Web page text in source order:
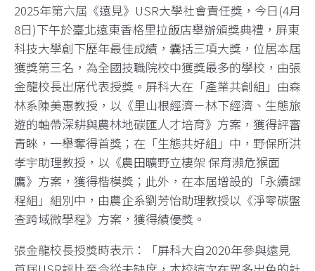
2025年第六屆《遠見》USR大學社會責任獎，今日(4月
8日)下午於臺北遠東香格里拉飯店舉辦頒獎典禮，屏東
科技大學創下歷年最佳成績，囊括三項大獎，位居本屆
獲獎第三名，為全國技職院校中獲獎最多的學校，由張
金龍校長出席代表授獎。屏科大在「產業共創組」由森
林系陳美惠教授，以《里山根經濟－林下經濟、生態旅
遊的軸帶深耕與農林地碳匯人才培育》方案，獲得評審
青睞，一舉奪得首獎；在「生態共好組」中，野保所洪
孝宇助理教授，以《農田曠野立棲架 保育瀕危猴面
鷹》方案，獲得楷模獎；此外，在本屆增設的「永續課
程組」組別中，由農企系劉芳怡助理教授以《淨零碳盤
查跨域微學程》方案，獲得績優獎。
張金龍校長授獎時表示：「屏科大自2020年參與遠見